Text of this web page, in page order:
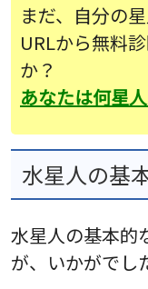
まだ、自分の
URLから無料
か？
あなたは何星
水星人の基
水星人の基本的
が、いかがでし